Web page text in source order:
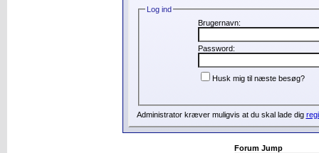
Log ind
Brugernavn:
Password:
Husk mig til næste besøg?
Administrator kræver muligvis at du skal lade dig
Forum Jump